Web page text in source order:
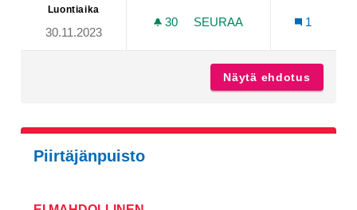
Luontiaika
30.11.2023
30 30 SEURAAJAA
SEURAA
1
Näytä ehdotus
Piirtäjänpuisto